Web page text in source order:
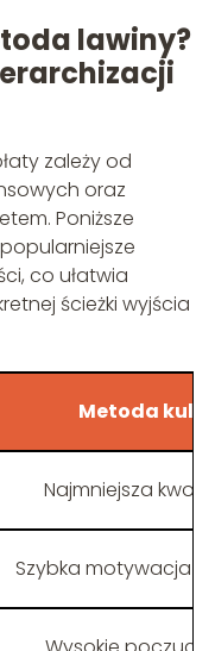
lawiny?
zależy od
oraz
Poniższe
co ułatwia
ścieżki wyjścia
Metoda kuli
Najmniejsza
Szybka motywacja i